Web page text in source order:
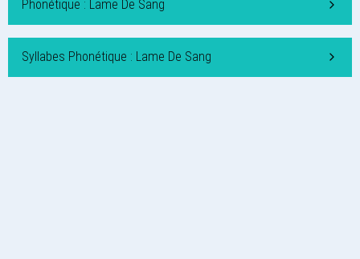
Phonétique : Lame De Sang
Syllabes Phonétique : Lame De Sang